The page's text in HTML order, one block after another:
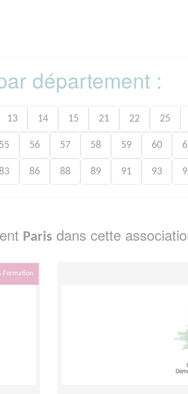
département :
13 14 15 21 22 25
55 56 57 58 59 60
86 88 89 91 93
Paris dans cette
Formation